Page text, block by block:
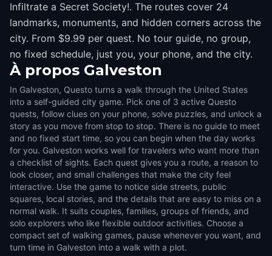
Infiltrate a Secret Society!. The routes cover 24
landmarks, monuments, and hidden corners across the
city. From $9.99 per quest. No tour guide, no group,
no fixed schedule, just you, your phone, and the city.
À propos Galveston
In Galveston, Questo turns a walk through the United States
into a self-guided city game. Pick one of 3 active Questo
quests, follow clues on your phone, solve puzzles, and unlock a
story as you move from stop to stop. There is no guide to meet
and no fixed start time, so you can begin when the day works
for you. Galveston works well for travelers who want more than
a checklist of sights. Each quest gives you a route, a reason to
look closer, and small challenges that make the city feel
interactive. Use the game to notice side streets, public
squares, local stories, and the details that are easy to miss on a
normal walk. It suits couples, families, groups of friends, and
solo explorers who like flexible outdoor activities. Choose a
compact set of walking games, pause whenever you want, and
turn time in Galveston into a walk with a plot.